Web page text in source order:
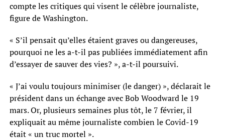
compte les critiques qui visent le célèbre journaliste,
figure de Washington.
« S’il pensait qu’elles étaient graves ou dangereuses,
pourquoi ne les a-t-il pas publiées immédiatement afin
d’essayer de sauver des vies? », a-t-il poursuivi.
« J’ai voulu toujours minimiser (le danger) », déclarait le
président dans un échange avec Bob Woodward le 19
mars. Or, plusieurs semaines plus tôt, le 7 février, il
expliquait au même journaliste combien le Covid-19
était « un truc mortel ».